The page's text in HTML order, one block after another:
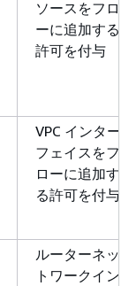
ソースをフロ
ーに追加する
許可を付与
VPC インター
フェイスをフ
ローに追加す
る許可を付与
ルーターネッ
トワークイン